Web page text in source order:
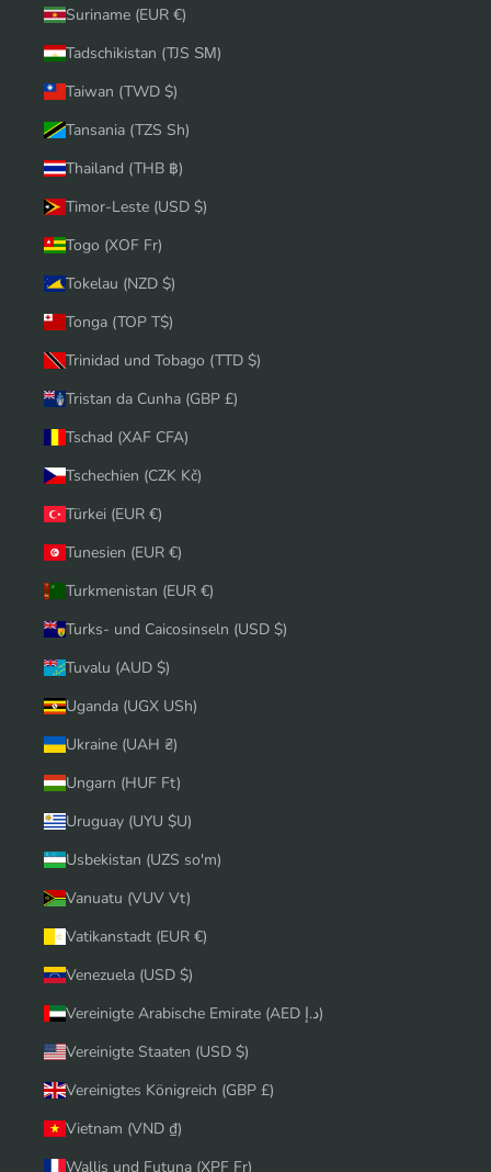
Suriname (EUR €)
Tadschikistan (TJS ЅМ)
Taiwan (TWD $)
Tansania (TZS Sh)
Thailand (THB ฿)
Timor-Leste (USD $)
Togo (XOF Fr)
Tokelau (NZD $)
Tonga (TOP T$)
Trinidad und Tobago (TTD $)
Tristan da Cunha (GBP £)
Tschad (XAF CFA)
Tschechien (CZK Kč)
Türkei (EUR €)
Tunesien (EUR €)
Turkmenistan (EUR €)
Turks- und Caicosinseln (USD $)
Tuvalu (AUD $)
Uganda (UGX USh)
Ukraine (UAH ₴)
Ungarn (HUF Ft)
Uruguay (UYU $U)
Usbekistan (UZS so'm)
Vanuatu (VUV Vt)
Vatikanstadt (EUR €)
Venezuela (USD $)
Vereinigte Arabische Emirate (AED د.إ)
Vereinigte Staaten (USD $)
Vereinigtes Königreich (GBP £)
Vietnam (VND ₫)
Wallis und Futuna (XPF Fr)